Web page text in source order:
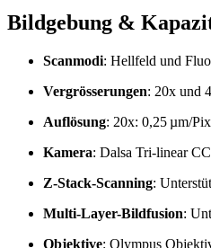
Bildgebung &
Scanmodi: Hellfeld und
Vergrösserungen: 20x und
Auflösung: 20x: 0,25 µm/
Kamera: Dalsa Tri-linear
Z-Stack-Scanning:
Multi-Layer-Bildfusion:
Objektive: Olympus